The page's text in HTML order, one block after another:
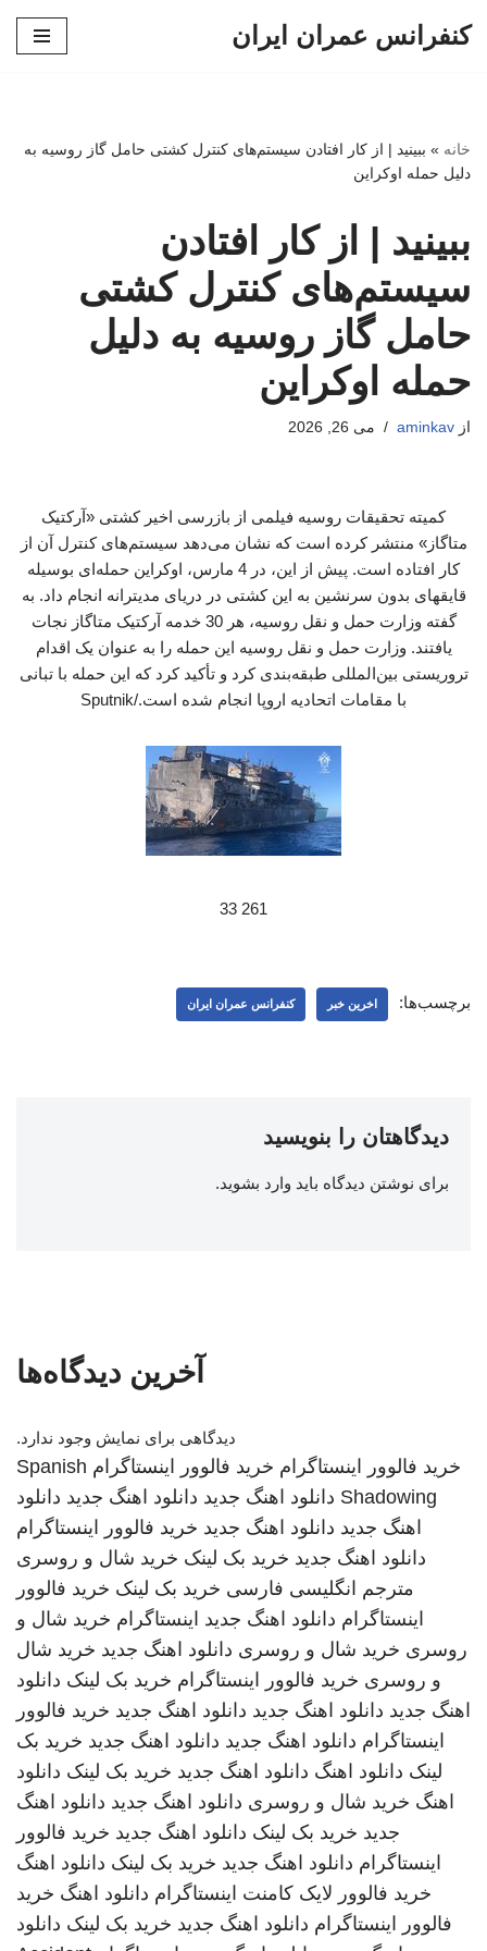
کنفرانس عمران ایران
خانه » ببینید | از کار افتادن سیستم‌های کنترل کشتی حامل گاز روسیه به
دلیل حمله اوکراین
ببینید | از کار افتادن
سیستم‌های کنترل کشتی
حامل گاز روسیه به دلیل
حمله اوکراین
از aminkav می 26, 2026
کمیته تحقیقات روسیه فیلمی از بازرسی اخیر کشتی «آرکتیک
متاگاز» منتشر کرده است که نشان می‌دهد سیستم‌های کنترل آن از
کار افتاده است. پیش از این، در 4 مارس، اوکراین حمله‌ای بوسیله
قایقهای بدون سرنشین به این کشتی در دریای مدیترانه انجام داد. به
گفته وزارت حمل و نقل روسیه، هر 30 خدمه آرکتیک متاگاز نجات
یافتند. وزارت حمل و نقل روسیه این حمله را به عنوان یک اقدام
تروریستی بین‌المللی طبقه‌بندی کرد و تأکید کرد که این حمله با تبانی
با مقامات اتحادیه اروپا انجام شده است./Sputnik
261 33
برچسب‌ها: اخرین خبر کنفرانس عمران ایران
دیدگاهتان را بنویسید
برای نوشتن دیدگاه باید وارد بشوید.
آخرین دیدگاه‌ها
دیدگاهی برای نمایش وجود ندارد.
خرید فالوور اینستاگرام خرید فالوور اینستاگرام Spanish
Shadowing دانلود اهنگ جدید دانلود اهنگ جدید دانلود
اهنگ جدید دانلود اهنگ جدید خرید فالوور اینستاگرام
دانلود اهنگ جدید خرید بک لینک خرید شال و روسری
مترجم انگلیسی فارسی خرید بک لینک خرید فالوور
اینستاگرام دانلود اهنگ جدید اینستاگرام خرید شال و
روسری خرید شال و روسری دانلود اهنگ جدید خرید شال
و روسری خرید فالوور اینستاگرام خرید بک لینک دانلود
اهنگ جدید دانلود اهنگ جدید دانلود اهنگ جدید خرید فالوور
اینستاگرام دانلود اهنگ جدید دانلود اهنگ جدید خرید بک
لینک دانلود اهنگ دانلود اهنگ جدید خرید بک لینک دانلود
اهنگ خرید شال و روسری دانلود اهنگ جدید دانلود اهنگ
جدید خرید بک لینک دانلود اهنگ جدید خرید فالوور
اینستاگرام دانلود اهنگ جدید خرید بک لینک دانلود اهنگ
خرید فالوور لایک کامنت اینستاگرام دانلود اهنگ خرید
فالوور اینستاگرام دانلود اهنگ جدید خرید بک لینک دانلود